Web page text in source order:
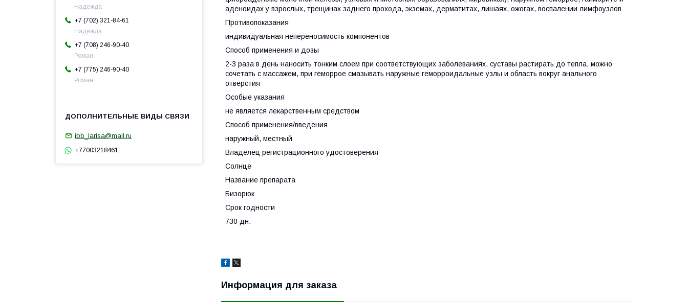
аденоидах у взрослых, трещинах заднего прохода, экземах, дерматитах, лишаях, ожогах, воспалении лимфоузлов
Противопоказания
индивидуальная непереносимость компонентов
Способ применения и дозы
2-3 раза в день наносить тонким слоем при соответствующих заболеваниях, суставы растирать до тепла, можно
сочетать с массажем, при геморрое смазывать наружные геморроидальные узлы и область вокруг анального
отверстия
Особые указания
не является лекарственным средством
Способ применения/введения
наружный, местный
Владелец регистрационного удостоверения
Солнце
Название препарата
Бизорюк
Срок годности
730 дн.
Информация для заказа
Надежда
+7 (702) 321-84-61
Надежда
+7 (708) 246-90-40
Роман
+7 (775) 246-90-40
Роман
ibb_larisa@mail.ru
+77003218461